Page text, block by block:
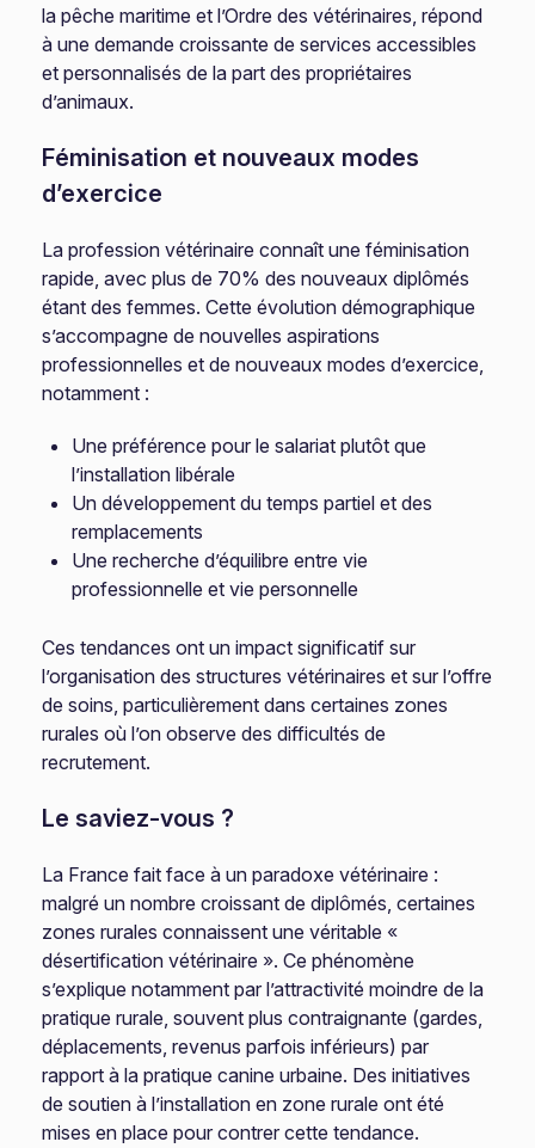
la pêche maritime et l’Ordre des vétérinaires, répond
à une demande croissante de services accessibles
et personnalisés de la part des propriétaires
d’animaux.
Féminisation et nouveaux modes
d’exercice
La profession vétérinaire connaît une féminisation
rapide, avec plus de 70% des nouveaux diplômés
étant des femmes. Cette évolution démographique
s’accompagne de nouvelles aspirations
professionnelles et de nouveaux modes d’exercice,
notamment :
Une préférence pour le salariat plutôt que
l’installation libérale
Un développement du temps partiel et des
remplacements
Une recherche d’équilibre entre vie
professionnelle et vie personnelle
Ces tendances ont un impact significatif sur
l’organisation des structures vétérinaires et sur l’offre
de soins, particulièrement dans certaines zones
rurales où l’on observe des difficultés de
recrutement.
Le saviez-vous ?
La France fait face à un paradoxe vétérinaire :
malgré un nombre croissant de diplômés, certaines
zones rurales connaissent une véritable «
désertification vétérinaire ». Ce phénomène
s’explique notamment par l’attractivité moindre de la
pratique rurale, souvent plus contraignante (gardes,
déplacements, revenus parfois inférieurs) par
rapport à la pratique canine urbaine. Des initiatives
de soutien à l’installation en zone rurale ont été
mises en place pour contrer cette tendance.